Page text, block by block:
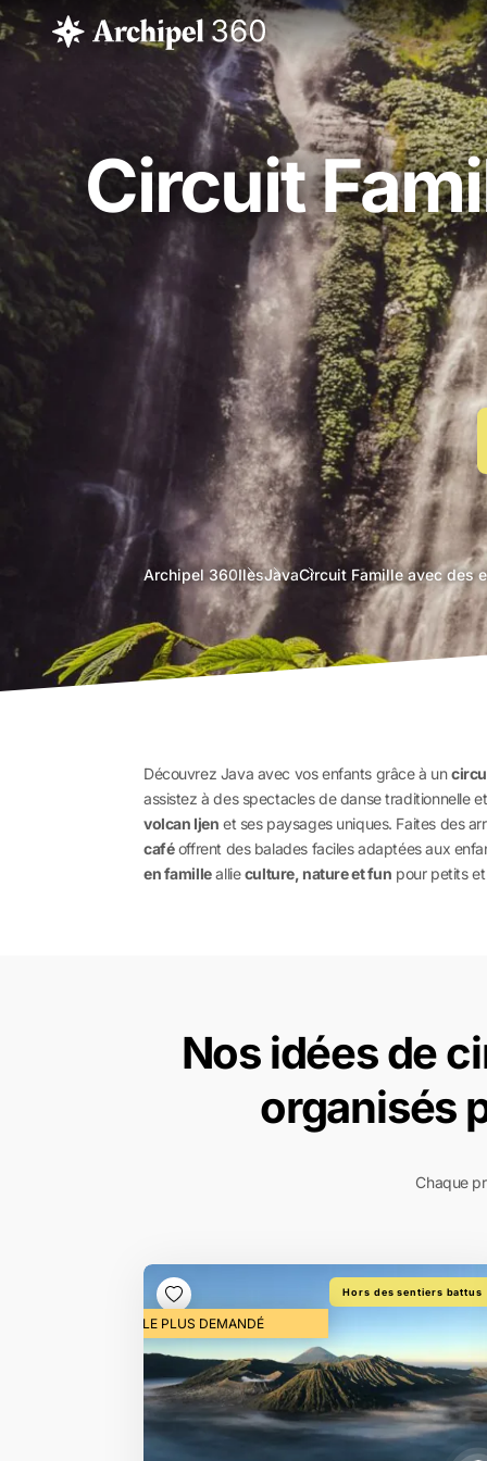
Circuit
Archipel 360agence
voyage
bali
IlesJavaCircuit Famille avec des
Découvrez Java avec vos enfants grâce à un
assistez à des spectacles de danse traditionnelle
volcan Ijen et ses paysages uniques. Faites des
caféoffrent des balades faciles adaptées aux
en familleallieculture, nature et fun pour petits
Nos idées de
organisés
Chaque
Hors des sentiers battus
LE PLUS DEMANDÉ